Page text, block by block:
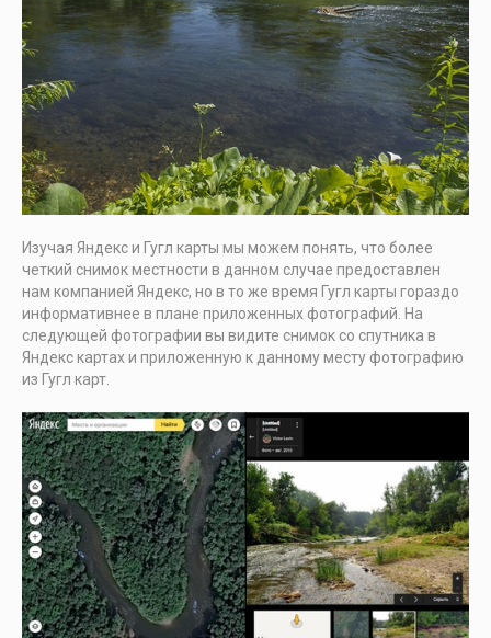
Изучая Яндекс и Гугл карты мы можем понять, что более
четкий снимок местности в данном случае предоставлен
нам компанией Яндекс, но в то же время Гугл карты гораздо
информативнее в плане приложенных фотографий. На
следующей фотографии вы видите снимок со спутника в
Яндекс картах и приложенную к данному месту фотографию
из Гугл карт.